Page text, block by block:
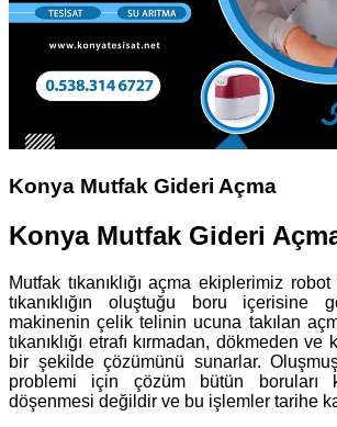
Konya Mutfak Gideri Açma
Konya Mutfak Gideri
Mutfak tıkanıklığı açma ekiplerimiz
tıkanıklığın oluştuğu boru içerisine
makinenin çelik telinin ucuna takılan
tıkanıklığı etrafı kırmadan, dökmeden ve
bir şekilde çözümünü sunarlar. Oluşmuş
problemi için çözüm bütün boruları
döşenmesi değildir ve bu işlemler tarihe